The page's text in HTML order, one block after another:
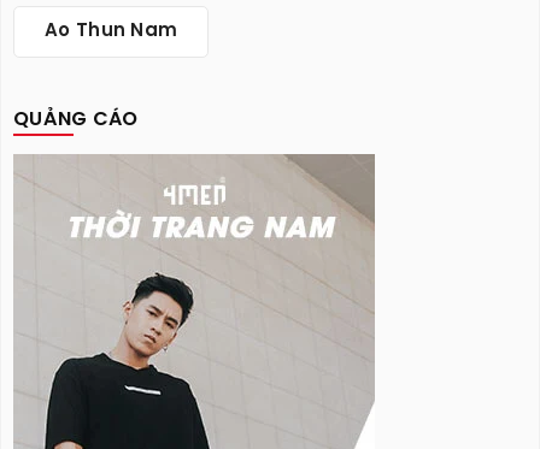
Ao Thun Nam
QUẢNG CÁO